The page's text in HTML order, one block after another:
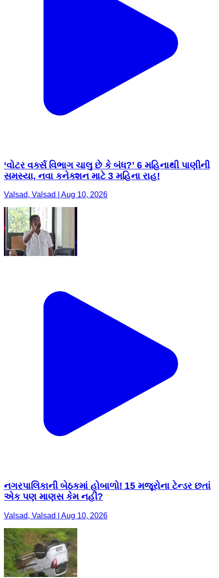
‘વોટર વર્ક્સ વિભાગ ચાલુ છે કે બંધ?’ 6 મહિનાથી પાણીની
સમસ્યા, નવા કનેક્શન માટે 3 મહિના રાહ!
Valsad, Valsad | Aug 10, 2026
નગરપાલિકાની બેઠકમાં હોબાળો! 15 મજૂરોના ટેન્ડર છતાં
એક પણ માણસ કેમ નહીં?
Valsad, Valsad | Aug 10, 2026